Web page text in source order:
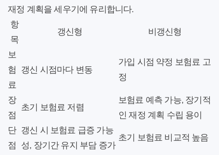
재정 계획을 세우기에 유리합니다.
항
목
갱신형 비갱신형
보
험
료
갱신 시점마다 변동
가입 시점 약정 보험료 고
정
장
점
초기 보험료 저렴
보험료 예측 가능, 장기적
인 재정 계획 수립 용이
단
점
갱신 시 보험료 급증 가능
성, 장기간 유지 부담 증가
초기 보험료 비교적 높음